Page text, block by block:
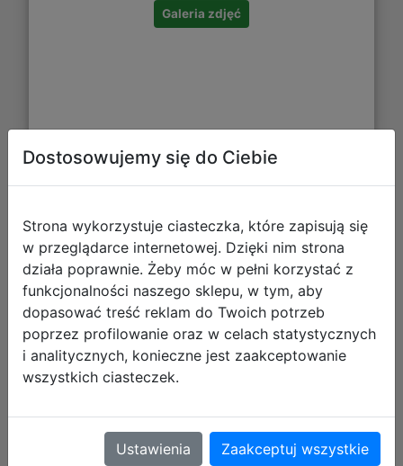
Galeria zdjęć
Kolory +Temperówka 312110003
Dostosowujemy się do Ciebie
Strona wykorzystuje ciasteczka, które zapisują się
w przeglądarce internetowej. Dzięki nim strona
działa poprawnie. Żeby móc w pełni korzystać z
funkcjonalności naszego sklepu, w tym, aby
dopasować treść reklam do Twoich potrzeb
poprzez profilowanie oraz w celach statystycznych
i analitycznych, konieczne jest zaakceptowanie
wszystkich ciasteczek.
Ustawienia Zaakceptuj wszystkie